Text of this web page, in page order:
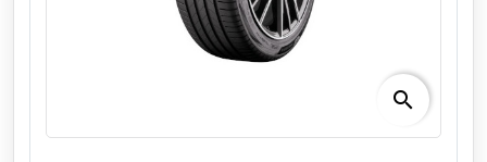
search